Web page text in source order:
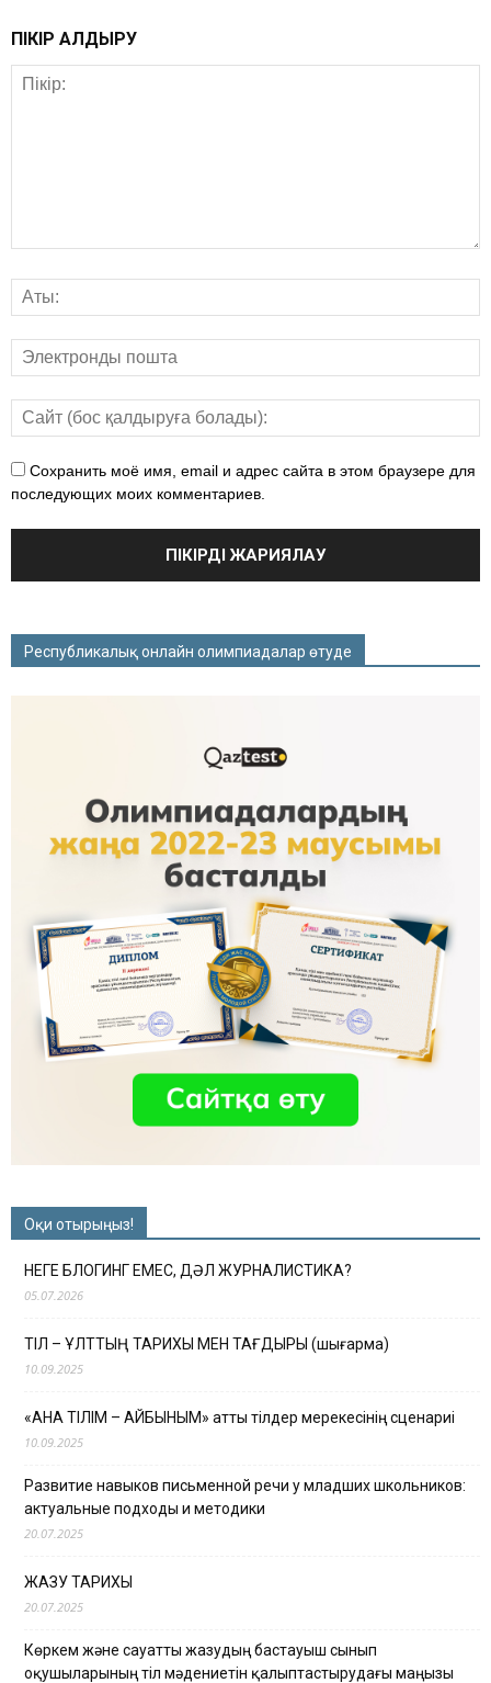
ПІКІР ҚАЛДЫРУ
Сохранить моё имя, email и адрес сайта в этом браузере для
последующих моих комментариев.
Республикалық онлайн олимпиадалар өтуде
Оқи отырыңыз!
НЕГЕ БЛОГИНГ ЕМЕС, ДӘЛ ЖУРНАЛИСТИКА?
05.07.2026
ТІЛ – ҰЛТТЫҢ ТАРИХЫ МЕН ТАҒДЫРЫ (шығарма)
10.09.2025
«АНА ТІЛІМ – АЙБЫНЫМ» атты тілдер мерекесінің сценариі
10.09.2025
Развитие навыков письменной речи у младших школьников:
актуальные подходы и методики
20.07.2025
ЖАЗУ ТАРИХЫ
20.07.2025
Көркем және сауатты жазудың бастауыш сынып
оқушыларының тіл мәдениетін қалыптастырудағы маңызы